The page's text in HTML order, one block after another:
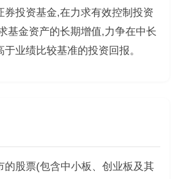
券投资基金,在力求有效控制投资
基金资产的长期增值,力争在中长
业绩比较基准的投资回报。
的股票(包含中小板、创业板及其